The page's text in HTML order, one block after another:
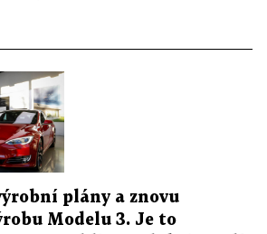
plány a znovu
Modelu 3. Je to